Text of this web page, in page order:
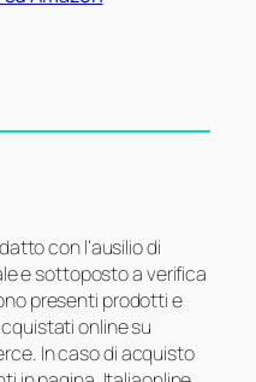
con l’ausilio di
e sottoposto a verifica
presenti prodotti e
online su
In caso di acquisto